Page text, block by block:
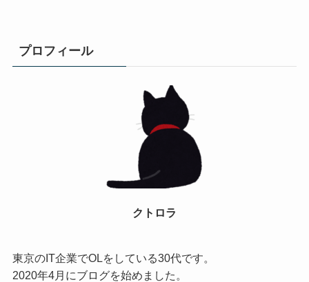
プロフィール
クトロラ
東京のIT企業でOLをしている30代です。
2020年4月にブログを始めました。